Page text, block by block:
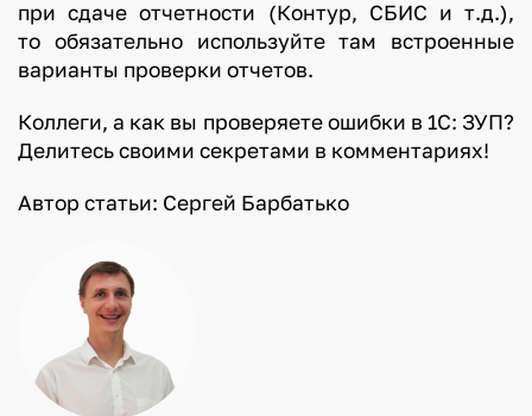
при сдаче отчетности (Контур, СБИС и т.д.),
то обязательно используйте там встроенные
варианты проверки отчетов.
Коллеги, а как вы проверяете ошибки в 1С: ЗУП?
Делитесь своими секретами в комментариях!
Автор статьи: Сергей Барбатько